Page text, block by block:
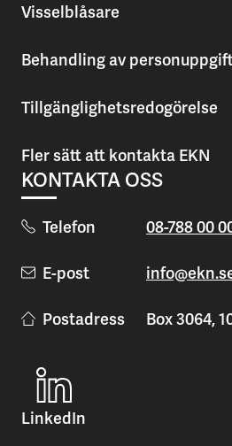
Visselblåsare
Behandling av
Tillgänglighetsredogörelse
Fler sätt att kontakta EKN
KONTAKTA OSS
Telefon 08-788 00
E-post
Postadress Box 3064,
LinkedIn